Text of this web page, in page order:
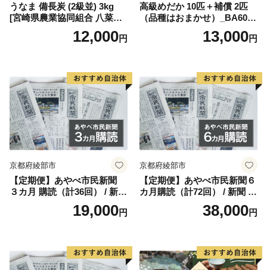
うなま 備長炭 (2級並) 3kg
[宮崎県農業協同組合 八菜館
ひゅうが店 宮崎県 美郷町 31
ap0012] BBQ 七輪 焼肉 高火
ュー 宮崎県 産 送料無料
12,000円
高級めだか 10匹＋補償 2匹
（品種はおまかせ）_BA6001
13,000円
京都府綾部市
【定期便】あやべ市民新聞
３カ月 購読（計36回） / 新聞
情報誌 定期購読 綾部市 / 株
式会社あやべ市民新聞社［B
19,000円
京都府綾部市
【定期便】あやべ市民新聞６
カ月購読（計72回） / 新聞 情
報誌 定期購読 綾部市 / 株式
会社あやべ市民新聞社［BSC
38,000円